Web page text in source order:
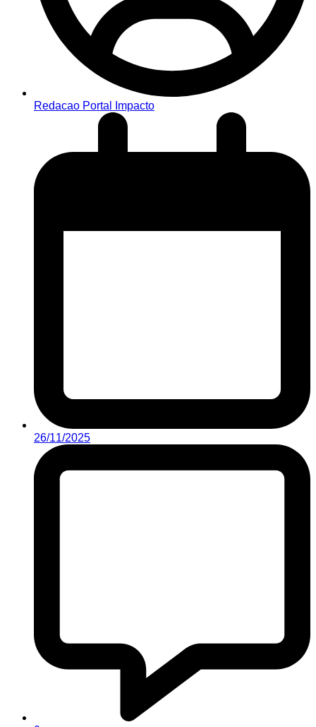
Redacao Portal Impacto
26/11/2025